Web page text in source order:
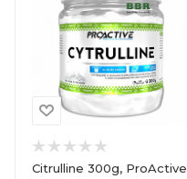
Citrulline 300g, ProActive